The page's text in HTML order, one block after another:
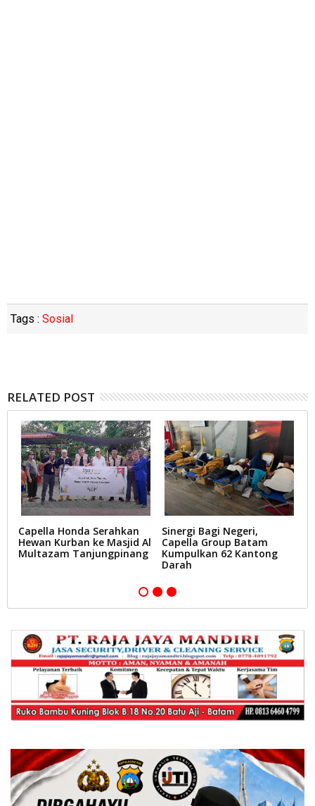
Tags : Sosial
RELATED POST
Capella Honda Serahkan
Hewan Kurban ke Masjid Al
Multazam Tanjungpinang
Sinergi Bagi Negeri,
Capella Group Batam
Kumpulkan 62 Kantong
Darah